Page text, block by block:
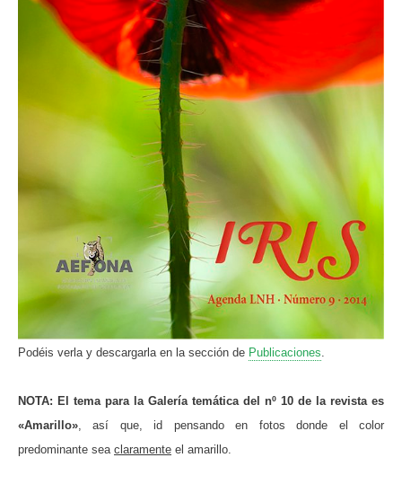
Podéis verla y descargarla en la sección de Publicaciones.
NOTA: El tema para la Galería temática del nº 10 de la revista es
«Amarillo», así que, id pensando en fotos donde el color
predominante sea claramente el amarillo.